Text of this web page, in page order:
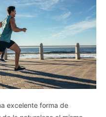
excelente forma de